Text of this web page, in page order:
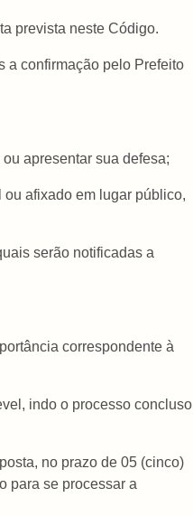
prevista neste Código.
a confirmação pelo Prefeito
apresentar sua defesa;
afixado em lugar público,
serão notificadas a
correspondente à
indo o processo concluso
no prazo de 05 (cinco)
para se processar a